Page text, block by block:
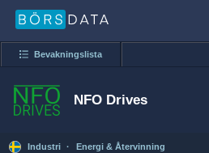
Bevakningslista
NFO Drives
Industri · Energi & Återvinning